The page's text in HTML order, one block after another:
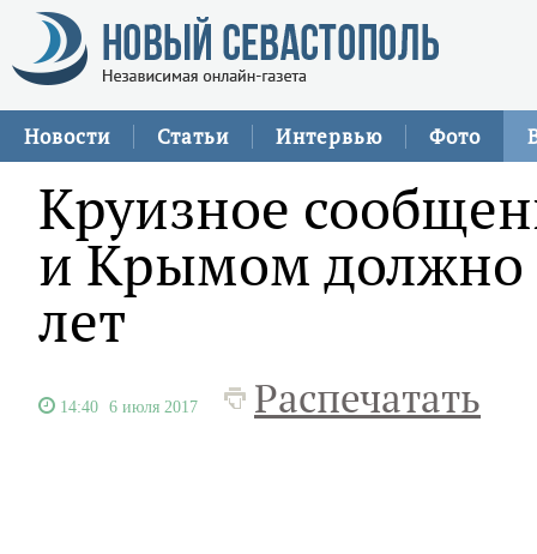
Новости Статьи Интервью Фото
Круизное
и Крымом должно
лет
14:40 6 июля 2017 Распечатать